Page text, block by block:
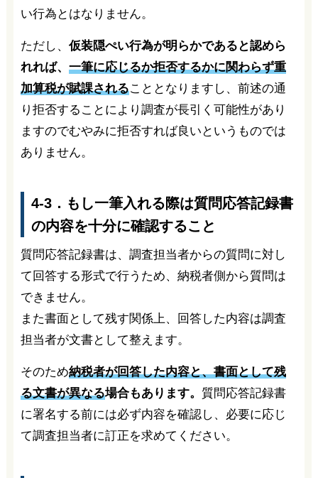
い行為とはなりません。
ただし、仮装隠ぺい行為が明らかであると認めら
れれば、 一筆に応じるか拒否するかに関わらず重
加算税が賦課されることとなりますし、前述の通
り拒否することにより調査が長引く可能性があり
ますのでむやみに拒否すれば良いというものでは
ありません。
4-3．もし一筆入れる際は質問応答記録書
の内容を十分に確認すること
質問応答記録書は、調査担当者からの質問に対し
て回答する形式で行うため、納税者側から質問は
できません。
また書面として残す関係上、回答した内容は調査
担当者が文書として整えます。
そのため納税者が回答した内容と、書面として残
る文書が異なる場合もあります。 質問応答記録書
に署名する前には必ず内容を確認し、必要に応じ
て調査担当者に訂正を求めてください。